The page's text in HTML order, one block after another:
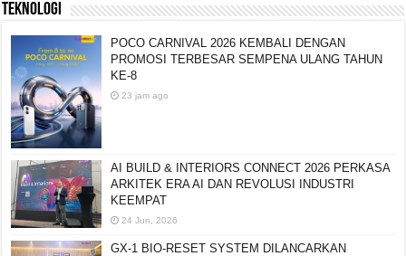
TEKNOLOGI
POCO CARNIVAL 2026 KEMBALI DENGAN
PROMOSI TERBESAR SEMPENA ULANG TAHUN
KE-8
23 jam ago
AI BUILD & INTERIORS CONNECT 2026 PERKASA
ARKITEK ERA AI DAN REVOLUSI INDUSTRI
KEEMPAT
24 Jun, 2026
GX-1 BIO-RESET SYSTEM DILANCARKAN